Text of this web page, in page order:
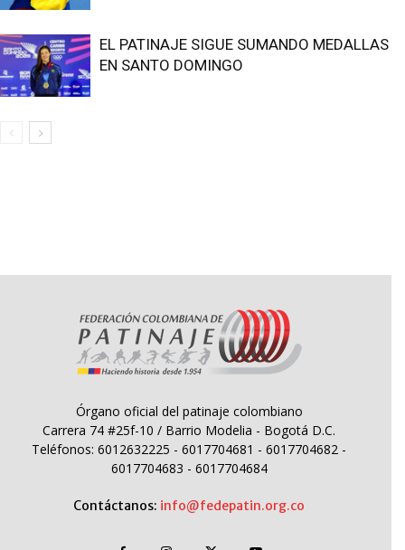
EL PATINAJE SIGUE SUMANDO MEDALLAS
EN SANTO DOMINGO
Órgano oficial del patinaje colombiano
Carrera 74 #25f-10 / Barrio Modelia - Bogotá D.C.
Teléfonos: 6012632225 - 6017704681 - 6017704682 -
6017704683 - 6017704684
Contáctanos: info@fedepatin.org.co